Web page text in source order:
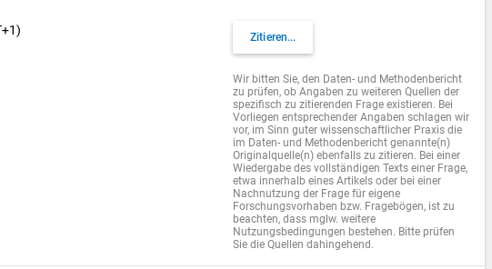
Zitieren...
Wir bitten Sie, den Daten- und Methodenbericht
zu prüfen, ob Angaben zu weiteren Quellen der
spezifisch zu zitierenden Frage existieren. Bei
Vorliegen entsprechender Angaben schlagen wir
vor, im Sinn guter wissenschaftlicher Praxis die
im Daten- und Methodenbericht genannte(n)
Originalquelle(n) ebenfalls zu zitieren. Bei einer
Wiedergabe des vollständigen Texts einer Frage,
etwa innerhalb eines Artikels oder bei einer
Nachnutzung der Frage für eigene
Forschungsvorhaben bzw. Fragebögen, ist zu
beachten, dass mglw. weitere
Nutzungsbedingungen bestehen. Bitte prüfen
Sie die Quellen dahingehend.